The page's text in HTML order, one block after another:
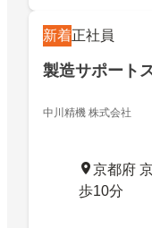
新着正社員
製造サポート
中川精機 株式会社
京都府
歩10分